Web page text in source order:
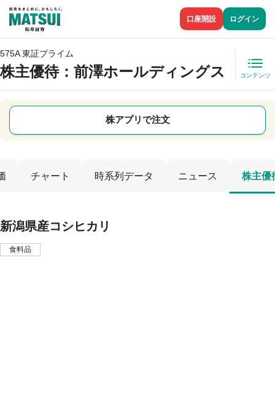
口座開設 ログイン
575A 東証プライム
株主優待：前澤ホールディングス コンテンツ
株アプリで注文
チャート 時系列データ ニュース 株主優
新潟県産コシヒカリ
食料品